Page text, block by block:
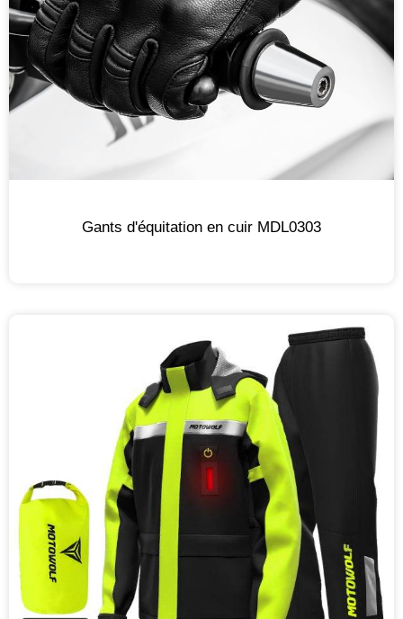
Gants d'équitation en cuir MDL0303